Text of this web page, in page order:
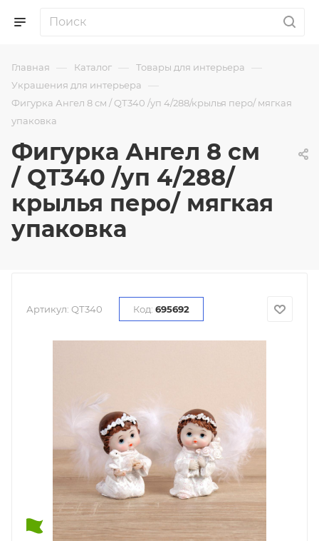
Главная — Каталог — Товары для интерьера —
Украшения для интерьера —
Фигурка Ангел 8 см / QТ340 /уп 4/288/крылья перо/ мягкая
упаковка
Фигурка Ангел 8 см
/ QТ340 /уп 4/288/
крылья перо/ мягкая
упаковка
Артикул: QТ340 Код: 695692